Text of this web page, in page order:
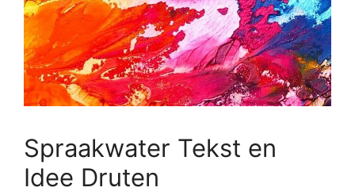
Spraakwater Tekst en
Idee Druten